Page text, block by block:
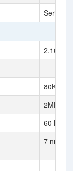
Server
2.10 GHz
80K (per
2MB
60 MB
7 nm